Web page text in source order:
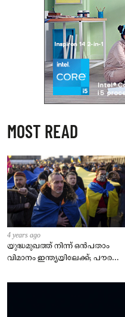
MOST READ
4 years ago
യുദ്ധമുഖത്ത് നിന്ന് ഒൻപതാം
വിമാനം ഇന്ത്യയിലേക്ക്; പൗരന്മാർ
– കേന്ദ്രം